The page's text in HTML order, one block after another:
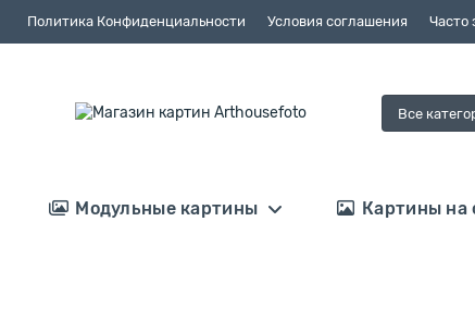
Политика Конфиденциальности Условия соглашения Часто
Все
Модульные картины Картины на